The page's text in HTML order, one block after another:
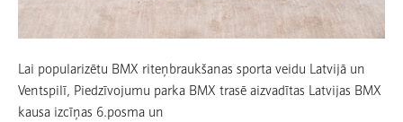
Lai popularizētu BMX riteņbraukšanas sporta veidu Latvijā un
Ventspilī, Piedzīvojumu parka BMX trasē aizvadītas Latvijas BMX
kausa izcīņas 6.posma un